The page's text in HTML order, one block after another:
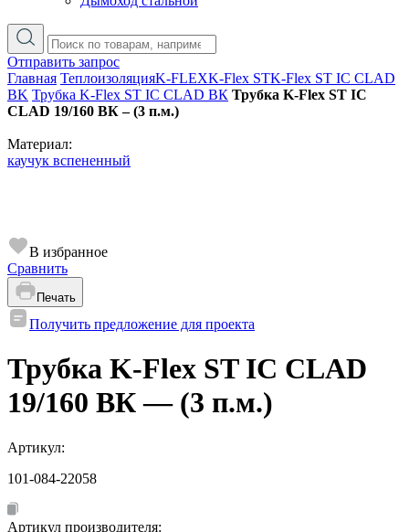
Отправить запрос
Главная ТеплоизоляцияK-FLEXK-Flex STK-Flex ST IC CLAD
BK Трубка K-Flex ST IC CLAD ВК Трубка K-Flex ST IC
CLAD 19/160 ВК – (3 п.м.)
Материал:
каучук вспененный
В избранное
Сравнить
Печать
Получить предложение для проекта
Трубка K-Flex ST IC CLAD
19/160 ВК — (3 п.м.)
Артикул:
101-084-22058
Артикул производителя: